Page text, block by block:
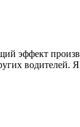
эффект